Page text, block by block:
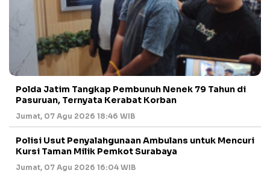
Polda Jatim Tangkap Pembunuh Nenek 79 Tahun di
Pasuruan, Ternyata Kerabat Korban
Jumat, 07 Agu 2026 18:46 WIB
Polisi Usut Penyalahgunaan Ambulans untuk Mencuri
Kursi Taman Milik Pemkot Surabaya
Jumat, 07 Agu 2026 16:04 WIB